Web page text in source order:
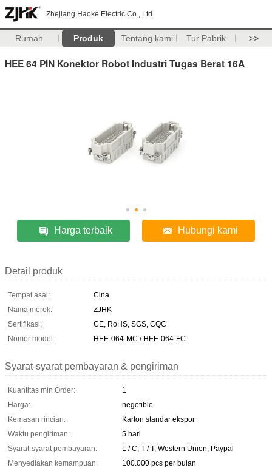
Zhejiang Haoke Electric Co., Ltd.
Rumah Produk Tentang kami Tur Pabrik >>
HEE 64 PIN Konektor Robot Industri Tugas Berat 16A
Harga terbaik Hubungi kami
Detail produk
Tempat asal:
Cina
Nama merek:
ZJHK
Sertifikasi:
CE, RoHS, SGS, CQC
Nomor model:
HEE-064-MC / HEE-064-FC
Syarat-syarat pembayaran & pengiriman
Kuantitas min Order:
1
Harga:
negotible
Kemasan rincian:
Karton standar ekspor
Waktu pengiriman:
5 hari
Syarat-syarat pembayaran:
L / C, T / T, Western Union, Paypal
Menyediakan kemampuan:
100.000 pcs per bulan